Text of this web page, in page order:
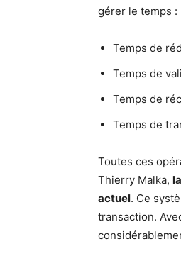
gérer le temps :
Temps de
Temps de
Temps de
Temps de
Toutes ces
Thierry Malka,
actuel. Ce
transaction.